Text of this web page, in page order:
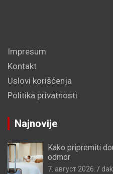
Impresum
Kontakt
Uslovi korišćenja
Politika privatnosti
Najnovije
Kako pripremiti
odmor
7. август 2026.